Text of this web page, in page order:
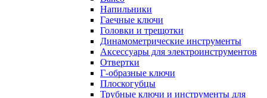
Напильники
Гаечные ключи
Головки и трещотки
Динамометрические инструменты
Аксессуары для электроинструментов
Отвертки
Г-образные ключи
Плоскогубцы
Трубные ключи и инструменты для